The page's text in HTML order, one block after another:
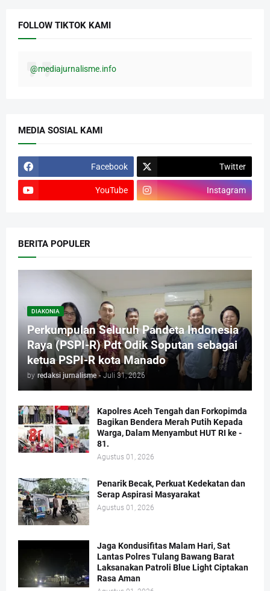
FOLLOW TIKTOK KAMI
@mediajurnalisme.info
MEDIA SOSIAL KAMI
Facebook Twitter
YouTube Instagram
BERITA POPULER
DIAKONIA
Perkumpulan Seluruh Pandeta Indonesia
Raya (PSPI-R) Pdt Odik Soputan sebagai
ketua PSPI-R kota Manado
by redaksi jurnalisme - Juli 31, 2026
Kapolres Aceh Tengah dan Forkopimda
Bagikan Bendera Merah Putih Kepada
Warga, Dalam Menyambut HUT RI ke -
81.
Agustus 01, 2026
Penarik Becak, Perkuat Kedekatan dan
Serap Aspirasi Masyarakat
Agustus 01, 2026
Jaga Kondusifitas Malam Hari, Sat
Lantas Polres Tulang Bawang Barat
Laksanakan Patroli Blue Light Ciptakan
Rasa Aman